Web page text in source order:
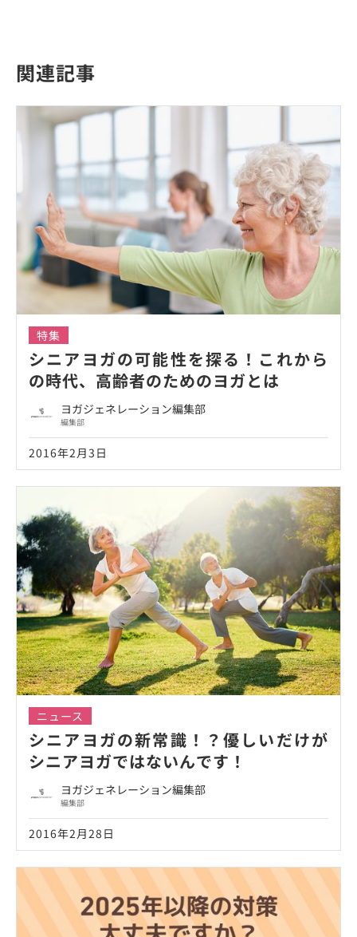
関連記事
特集
シニアヨガの可能性を探る！これから
の時代、高齢者のためのヨガとは
ヨガジェネレーション編集部
編集部
2016年2月3日
ニュース
シニアヨガの新常識！？優しいだけが
シニアヨガではないんです！
ヨガジェネレーション編集部
編集部
2016年2月28日